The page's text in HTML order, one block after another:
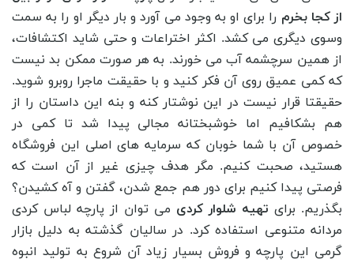
از کجا بخرم را برای او به وجود می آورد و بار دیگر او را به سمت
وسوی دیگری می کشد. اکثر اختراعات و حتی شاید اکتشافات،
از همین سرچشمه آب می خورند. به هر صورت ممکن بد نیست
که کمی عمیق روی آن فکر کنید و با حقیقت ماجرا روبرو شوید.
حقیقتا قرار نیست در این نوشتار کنه و بنه این داستان را از
هم بشکافیم اما خوشبختانه مجالی پیدا شد تا کمی در
خصوص آن با شما خوبان که سرمایه های اصلی این فروشگاه
هستید، صحبت کنیم. مگر هدف چیزی غیر از آن است که
فرصتی پیدا کنیم برای دور هم جمع شدن، گفتن و آه کشیدن؟
بگذریم. برای تهیه شلوار کردی می ‌توان از پارچه لباس کردی
مردانه متنوعی استفاده کرد. در سالیان گذشته به دلیل بازار
گرمی این پارچه و فروش بسیار زیاد آن شروع به تولید انبوه